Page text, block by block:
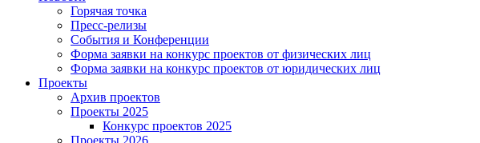
Горячая точка
Пресс-релизы
События и Конференции
Форма заявки на конкурс проектов от физических лиц
Форма заявки на конкурс проектов от юридических лиц
Проекты
Архив проектов
Проекты 2025
Конкурс проектов 2025
Проекты 2026